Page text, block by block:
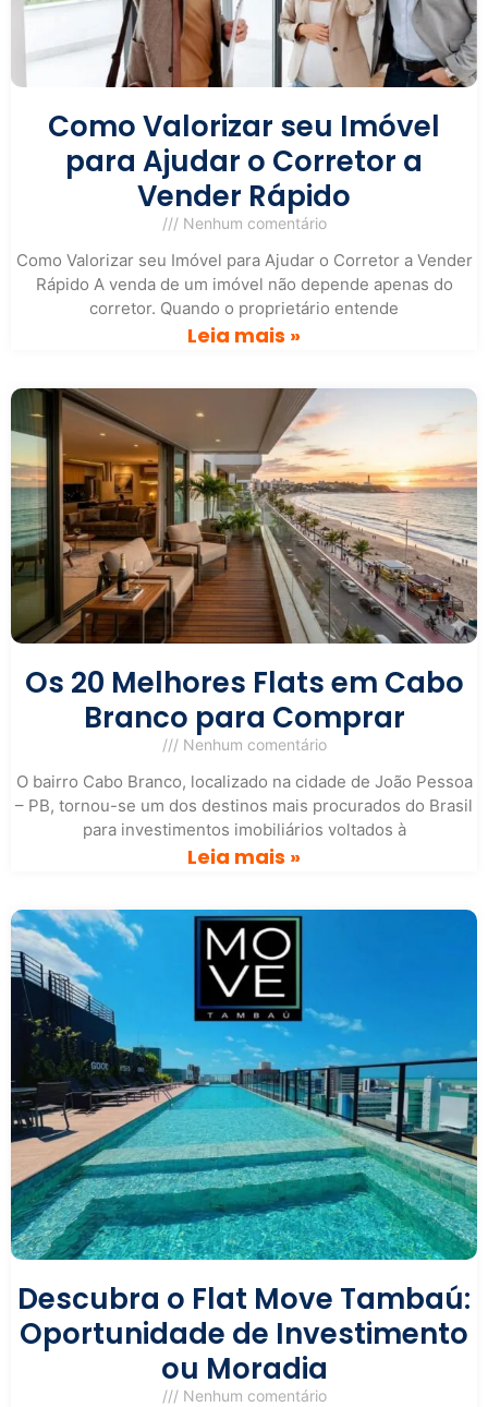
Como Valorizar seu Imóvel
para Ajudar o Corretor a
Vender Rápido
Nenhum comentário
Como Valorizar seu Imóvel para Ajudar o Corretor a Vender
Rápido A venda de um imóvel não depende apenas do
corretor. Quando o proprietário entende
Leia mais »
Os 20 Melhores Flats em Cabo
Branco para Comprar
Nenhum comentário
O bairro Cabo Branco, localizado na cidade de João Pessoa
– PB, tornou-se um dos destinos mais procurados do Brasil
para investimentos imobiliários voltados à
Leia mais »
Descubra o Flat Move Tambaú:
Oportunidade de Investimento
ou Moradia
Nenhum comentário